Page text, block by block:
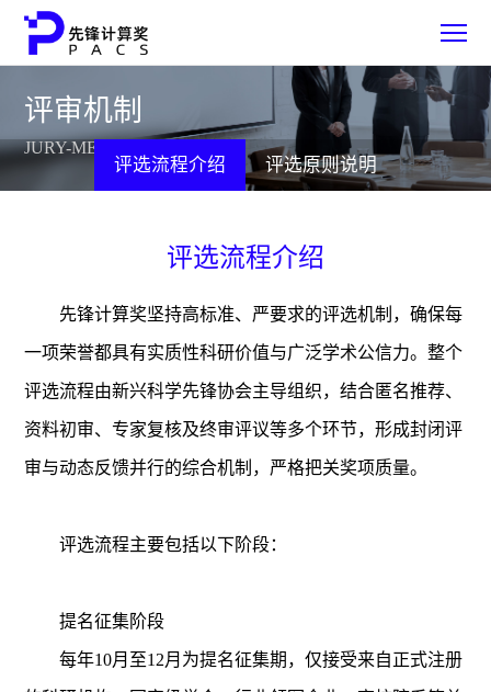
首页
评审机制
参评指南
新闻与动态
评审机制
JURY-MECHANISMQTO
评选流程介绍 评选原则说明
评选流程介绍
先锋计算奖坚持高标准、严要求的评选机制，确保每
一项荣誉都具有实质性科研价值与广泛学术公信力。整个
评选流程由新兴科学先锋协会主导组织，结合匿名推荐、
资料初审、专家复核及终审评议等多个环节，形成封闭评
审与动态反馈并行的综合机制，严格把关奖项质量。
评选流程主要包括以下阶段：
提名征集阶段
每年10月至12月为提名征集期，仅接受来自正式注册